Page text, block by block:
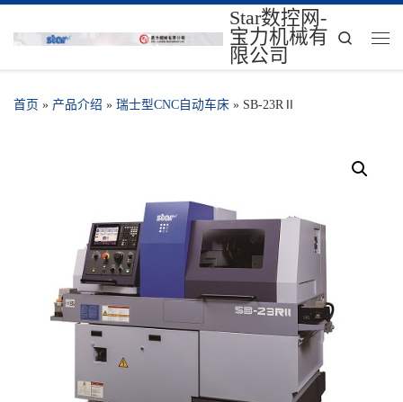
Star数控网-
宝力机械有
限公司
Search
首页 » 产品介绍 » 瑞士型CNC自动车床 » SB-23RⅡ